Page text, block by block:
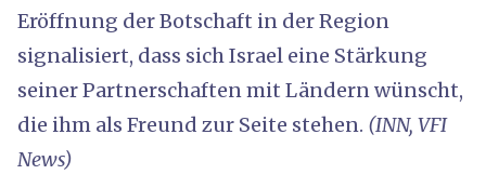
Eröffnung der Botschaft in der Region
signalisiert, dass sich Israel eine Stärkung
seiner Partnerschaften mit Ländern wünscht,
die ihm als Freund zur Seite stehen. (INN, VFI
News)